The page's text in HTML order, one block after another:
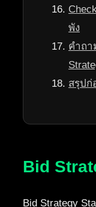
พัง
คำถา
สรุปก่
Bid
Bid Strategy